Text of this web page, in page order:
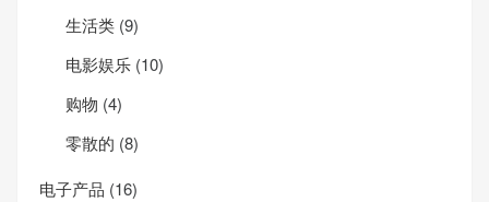
生活类 (9)
电影娱乐 (10)
购物 (4)
零散的 (8)
电子产品 (16)